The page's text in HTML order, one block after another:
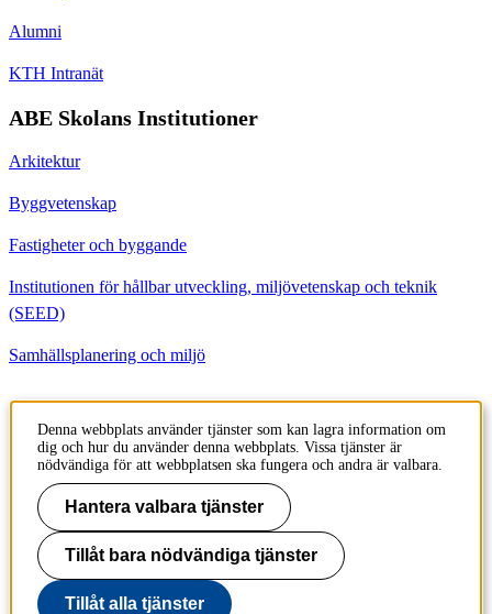
Alumni
KTH Intranät
ABE Skolans Institutioner
Arkitektur
Byggvetenskap
Fastigheter och byggande
Institutionen för hållbar utveckling, miljövetenskap och teknik
(SEED)
Samhällsplanering och miljö
Kontakt
Institutionen för Byggvetenskap
Brinellvägen 23
100 44 Stockholm
Sweden
+46 8 790 6000
Denna webbplats använder tjänster som kan lagra information om
dig och hur du använder denna webbplats. Vissa tjänster är
nödvändiga för att webbplatsen ska fungera och andra är valbara.
Hantera valbara tjänster
Tillåt bara nödvändiga tjänster
Tillåt alla tjänster